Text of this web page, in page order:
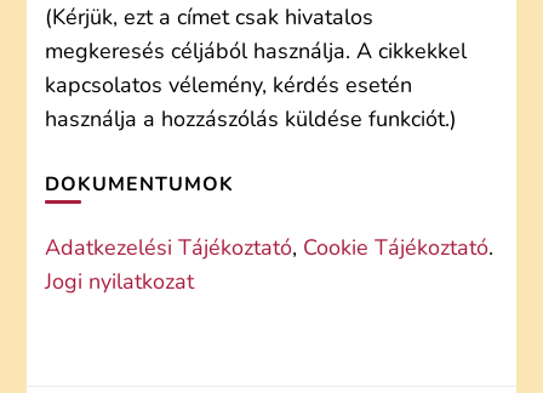
(Kérjük, ezt a címet csak hivatalos
megkeresés céljából használja. A cikkekkel
kapcsolatos vélemény, kérdés esetén
használja a hozzászólás küldése funkciót.)
DOKUMENTUMOK
Adatkezelési Tájékoztató, Cookie Tájékoztató.
Jogi nyilatkozat